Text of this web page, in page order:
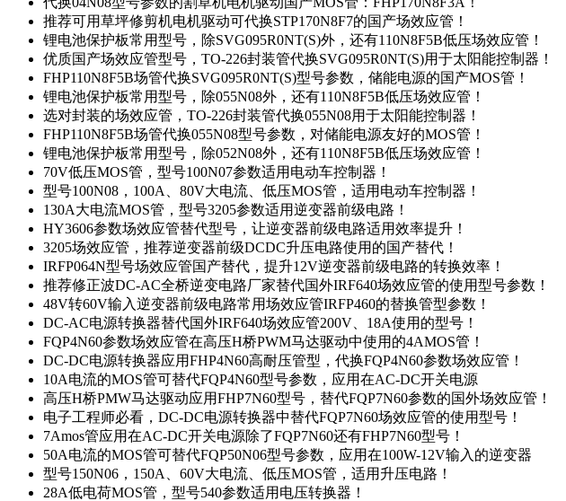
推荐可用草坪修剪机电机驱动可代换STP170N8F7的国产场效应管！
锂电池保护板常用型号，除SVG095R0NT(S)外，还有110N8F5B低压场效应管！
优质国产场效应管型号，TO-226封装管代换SVG095R0NT(S)用于太阳能控制器！
FHP110N8F5B场管代换SVG095R0NT(S)型号参数，储能电源的国产MOS管！
锂电池保护板常用型号，除055N08外，还有110N8F5B低压场效应管！
选对封装的场效应管，TO-226封装管代换055N08用于太阳能控制器！
FHP110N8F5B场管代换055N08型号参数，对储能电源友好的MOS管！
锂电池保护板常用型号，除052N08外，还有110N8F5B低压场效应管！
70V低压MOS管，型号100N07参数适用电动车控制器！
型号100N08，100A、80V大电流、低压MOS管，适用电动车控制器！
130A大电流MOS管，型号3205参数适用逆变器前级电路！
HY3606参数场效应管替代型号，让逆变器前级电路适用效率提升！
3205场效应管，推荐逆变器前级DCDC升压电路使用的国产替代！
IRFP064N型号场效应管国产替代，提升12V逆变器前级电路的转换效率！
推荐修正波DC-AC全桥逆变电路厂家替代国外IRF640场效应管的使用型号参数！
48V转60V输入逆变器前级电路常用场效应管IRFP460的替换管型参数！
DC-AC电源转换器替代国外IRF640场效应管200V、18A使用的型号！
FQP4N60参数场效应管在高压H桥PWM马达驱动中使用的4AMOS管！
DC-DC电源转换器应用FHP4N60高耐压管型，代换FQP4N60参数场效应管！
10A电流的MOS管可替代FQP4N60型号参数，应用在AC-DC开关电源
高压H桥PMW马达驱动应用FHP7N60型号，替代FQP7N60参数的国外场效应管！
电子工程师必看，DC-DC电源转换器中替代FQP7N60场效应管的使用型号！
7Amos管应用在AC-DC开关电源除了FQP7N60还有FHP7N60型号！
50A电流的MOS管可替代FQP50N06型号参数，应用在100W-12V输入的逆变器
型号150N06，150A、60V大电流、低压MOS管，适用升压电路！
28A低电荷MOS管，型号540参数适用电压转换器！